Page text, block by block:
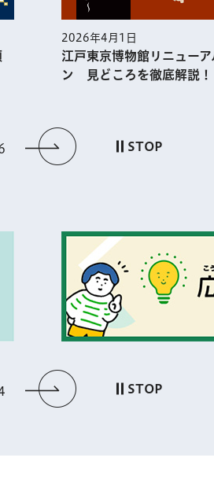
前のスライドを表示次のスライド
STOP
2026年4月1日
江戸東京博物館リニューア
ン 見どころを徹底解説！
前のスライドを表示次のスライド
STOP